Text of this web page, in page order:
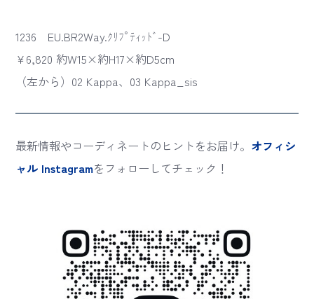
1236 EU.BR2Way.ｸﾘﾌﾟﾃｨｯﾄﾞ-D
¥6,820 約W15×約H17×約D5cm
（左から）02 Kappa、03 Kappa_sis
最新情報やコーディネートのヒントをお届け。 オフィシ
ャル Instagramをフォローしてチェック！